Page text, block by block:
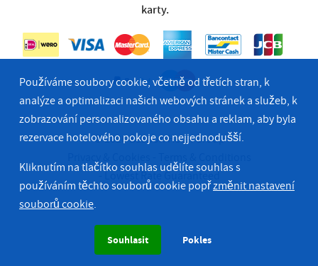
karty.
© 2026 Bastion Hotel Group
Lowest Rate Guaranteed
Používáme soubory cookie, včetně od třetích stran, k
analýze a optimalizaci našich webových stránek a služeb, k
zobrazování personalizovaného obsahu a reklam, aby byla
rezervace hotelového pokoje co nejjednodušší.
Kliknutím na tlačítko souhlas udělíte souhlas s
používáním těchto souborů cookie popřzměnit nastavení
souborů cookie.
Souhlasit Pokles